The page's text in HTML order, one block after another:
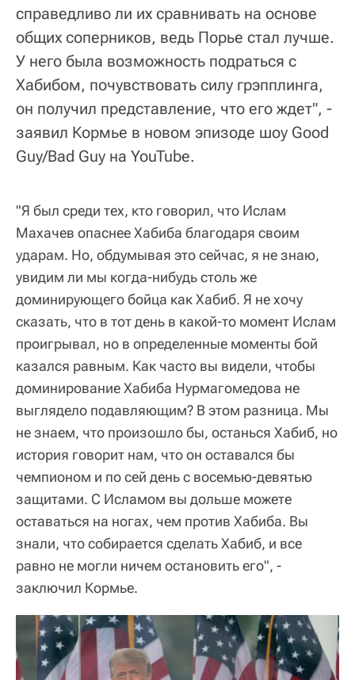
справедливо ли их сравнивать на основе
общих соперников, ведь Порье стал лучше.
У него была возможность подраться с
Хабибом, почувствовать силу грэпплинга,
он получил представление, что его ждет", -
заявил Кормье в новом эпизоде шоу Good
Guy/Bad Guy на YouTube.
"Я был среди тех, кто говорил, что Ислам
Махачев опаснее Хабиба благодаря своим
ударам. Но, обдумывая это сейчас, я не знаю,
увидим ли мы когда-нибудь столь же
доминирующего бойца как Хабиб. Я не хочу
сказать, что в тот день в какой-то момент Ислам
проигрывал, но в определенные моменты бой
казался равным. Как часто вы видели, чтобы
доминирование Хабиба Нурмагомедова не
выглядело подавляющим? В этом разница. Мы
не знаем, что произошло бы, останься Хабиб, но
история говорит нам, что он оставался бы
чемпионом и по сей день с восемью-девятью
защитами. С Исламом вы дольше можете
оставаться на ногах, чем против Хабиба. Вы
знали, что собирается сделать Хабиб, и все
равно не могли ничем остановить его", -
заключил Кормье.